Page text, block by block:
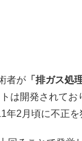
者が 「排ガス処
は開発されて
年2月頃に不正を